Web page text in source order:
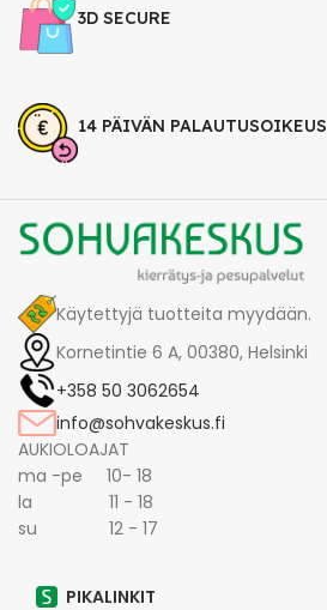
3D SECURE
14 PÄIVÄN PALAUTUSOIKEUS
Käytettyjä tuotteita myydään.
Kornetintie 6 A, 00380, Helsinki
+358 50 3062654
info@sohvakeskus.fi
AUKIOLOAJAT
ma -pe 10- 18
la 11 - 18
su 12 - 17
PIKALINKIT